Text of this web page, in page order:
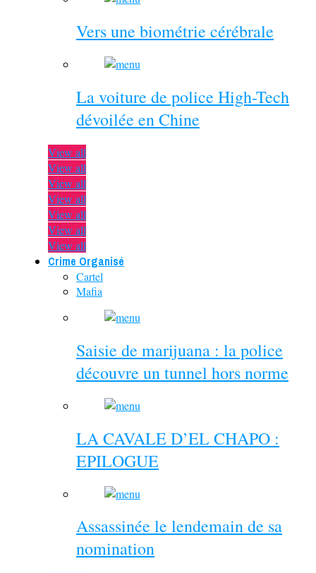
Vers une biométrie cérébrale
La voiture de police High-Tech
dévoilée en Chine
View all
View all
View all
View all
View all
View all
View all
Crime Organisé
Cartel
Mafia
Saisie de marijuana : la police
découvre un tunnel hors norme
LA CAVALE D’EL CHAPO :
EPILOGUE
Assassinée le lendemain de sa
nomination